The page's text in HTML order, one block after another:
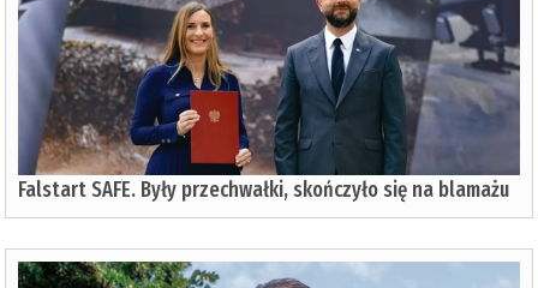
Falstart SAFE. Były przechwałki, skończyło się na blamażu